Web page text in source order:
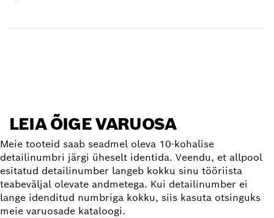
LEIA ÕIGE VARUOSA
Meie tooteid saab seadmel oleva 10-kohalise
detailinumbri järgi üheselt identida. Veendu, et allpool
esitatud detailinumber langeb kokku sinu tööriista
teabeväljal olevate andmetega. Kui detailinumber ei
lange idenditud numbriga kokku, siis kasuta otsinguks
meie varuosade kataloogi.